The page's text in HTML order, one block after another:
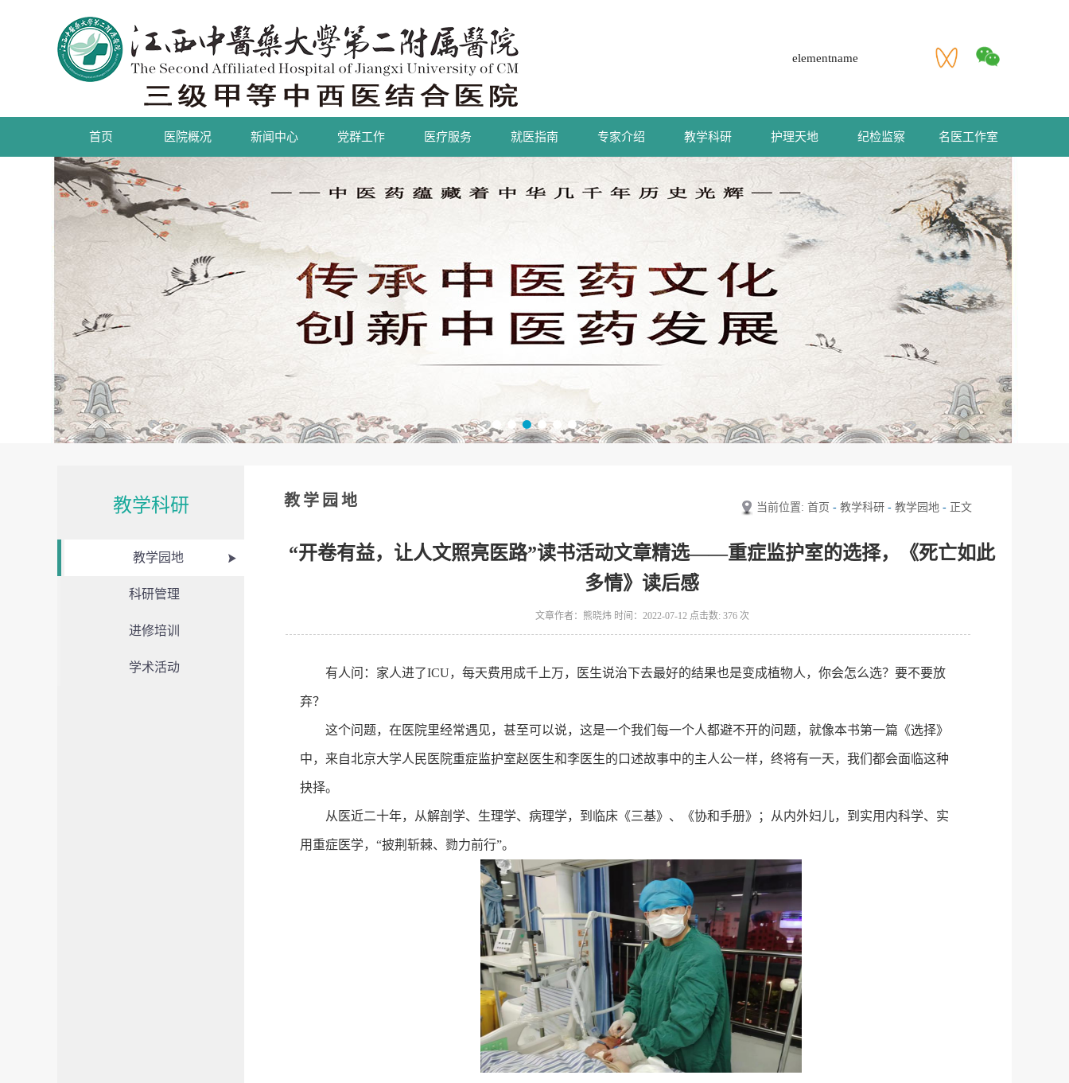
elementname
首页 医院概况 新闻中心 党群工作 医疗服务 就医指南 专家介绍 教学科研 护理天地 纪检监察 名医工作室
教学科研
教学园地
科研管理
进修培训
学术活动
当前位置: 首页 - 教学科研 - 教学园地 - 正文
教学园地
“开卷有益，让人文照亮医路”读书活动文章精选——重症监护室的选择，《死亡如此
多情》读后感
文章作者：熊晓炜 时间：2022-07-12 点击数: 376次
有人问：家人进了ICU，每天费用成千上万，医生说治下去最好的结果也是变成植物人，你会怎么选？要不要放
弃？
这个问题，在医院里经常遇见，甚至可以说，这是一个我们每一个人都避不开的问题，就像本书第一篇《选择》
中，来自北京大学人民医院重症监护室赵医生和李医生的口述故事中的主人公一样，终将有一天，我们都会面临这种
抉择。
从医近二十年，从解剖学、生理学、病理学，到临床《三基》、《协和手册》；从内外妇儿，到实用内科学、实
用重症医学，“披荆斩棘、勠力前行”。